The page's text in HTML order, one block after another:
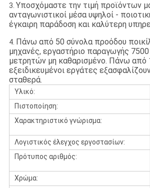
3. Υποσχόμαστε την τιμή προϊόντων
ανταγωνιστικοί μέσα υψηλοί -
έγκαιρη παράδοση και καλύτερη
4. Πάνω από 50 σύνολα προόδου
μηχανές, εργαστήριο παραγωγής
μετρητών μη καθαρισμένο. Πάνω από
εξειδικευμένοι εργάτες
σταθερά.
Υλικό:
Πιστοποίηση:
Χαρακτηριστικό γνώρισμα:
Λογιστικός έλεγχος εργοστασίων:
Πρότυπος αριθμός:
Χρώμα: